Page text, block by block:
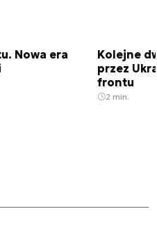
Nowa era
Kolejne
przez
frontu
2 min.